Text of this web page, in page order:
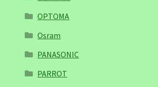
OPTOMA
Osram
PANASONIC
PARROT